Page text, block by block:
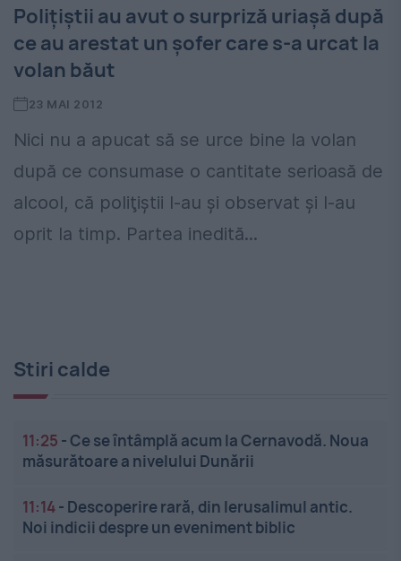
Poliţiştii au avut o surpriză uriaşă după
ce au arestat un şofer care s-a urcat la
volan băut
23 MAI 2012
Nici nu a apucat să se urce bine la volan
după ce consumase o cantitate serioasă de
alcool, că poliţiştii l-au şi observat şi l-au
oprit la timp. Partea inedită...
Stiri calde
11:25 -Ce se întâmplă acum la Cernavodă. Noua
măsurătoare a nivelului Dunării
11:14- Descoperire rară, din Ierusalimul antic.
Noi indicii despre un eveniment biblic